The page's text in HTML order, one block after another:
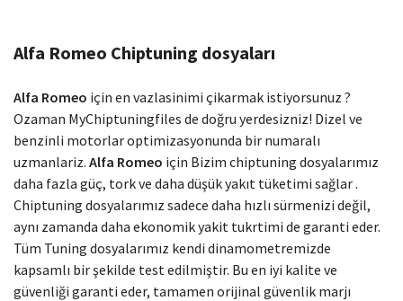
Modelinizi seçin
Alfa Romeo Chiptuning dosyaları
Alfa Romeo için en vazlasinimi çikarmak istiyorsunuz ?
Ozaman MyChiptuningfiles de doğru yerdesizniz! Dizel ve
benzinli motorlar optimizasyonunda bir numaralı
uzmanlariz. Alfa Romeo için Bizim chiptuning dosyalarımız
daha fazla güç, tork ve daha düşük yakıt tüketimi sağlar .
Chiptuning dosyalarımız sadece daha hızlı sürmenizi değil,
aynı zamanda daha ekonomik yakit tukrtimi de garanti eder.
Tüm Tuning dosyalarımız kendi dinamometremizde
kapsamlı bir şekilde test edilmiştir. Bu en iyi kalite ve
güvenliği garanti eder, tamamen orijinal güvenlik marjı